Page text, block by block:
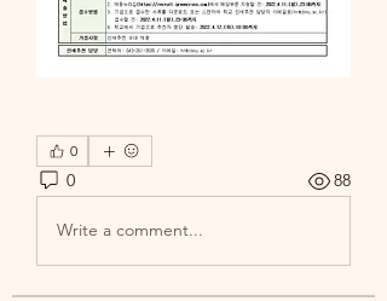
0
0 88
Write a comment...